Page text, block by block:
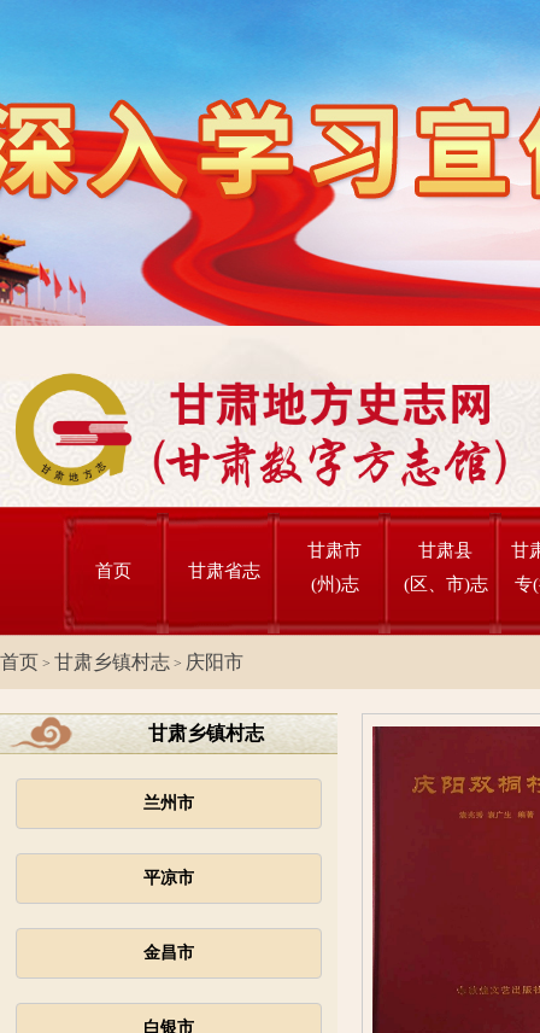
首页 甘肃省志
甘肃市
(州)志
甘肃县
(区、市)志
甘
专
首页 > 甘肃乡镇村志 > 庆阳市
甘肃乡镇村志
兰州市
平凉市
金昌市
白银市